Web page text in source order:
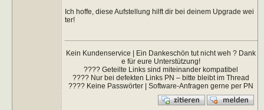
Ich hoffe, diese Aufstellung hilft dir bei deinem Upgrade wei
ter!
Kein Kundenservice | Ein Dankeschön tut nicht weh ? Dank
e für eure Unterstützung!
???? Geteilte Links sind miteinander kompatibel
???? Nur bei defekten Links PN – bitte bleibt im Thread
???? Keine Passwörter | Software-Anfragen gerne per PN